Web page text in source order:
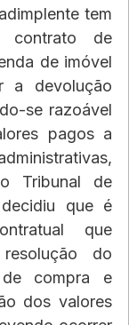
tem
de
de imóvel
a devolução
se razoável
pagos a
Tribunal de
que é
que
do
compra e
dos valores